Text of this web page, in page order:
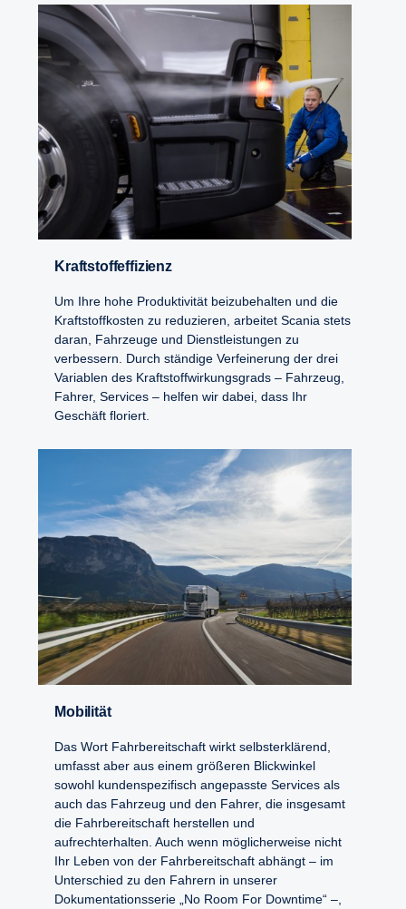
Kraftstoffeffizienz
Um Ihre hohe Produktivität beizubehalten und die
Kraftstoffkosten zu reduzieren, arbeitet Scania stets
daran, Fahrzeuge und Dienstleistungen zu
verbessern. Durch ständige Verfeinerung der drei
Variablen des Kraftstoffwirkungsgrads – Fahrzeug,
Fahrer, Services – helfen wir dabei, dass Ihr
Geschäft floriert.
Mobilität
Das Wort Fahrbereitschaft wirkt selbsterklärend,
umfasst aber aus einem größeren Blickwinkel
sowohl kundenspezifisch angepasste Services als
auch das Fahrzeug und den Fahrer, die insgesamt
die Fahrbereitschaft herstellen und
aufrechterhalten. Auch wenn möglicherweise nicht
Ihr Leben von der Fahrbereitschaft abhängt – im
Unterschied zu den Fahrern in unserer
Dokumentationsserie „No Room For Downtime“ –,